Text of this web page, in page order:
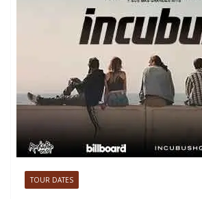
TOUR DATES